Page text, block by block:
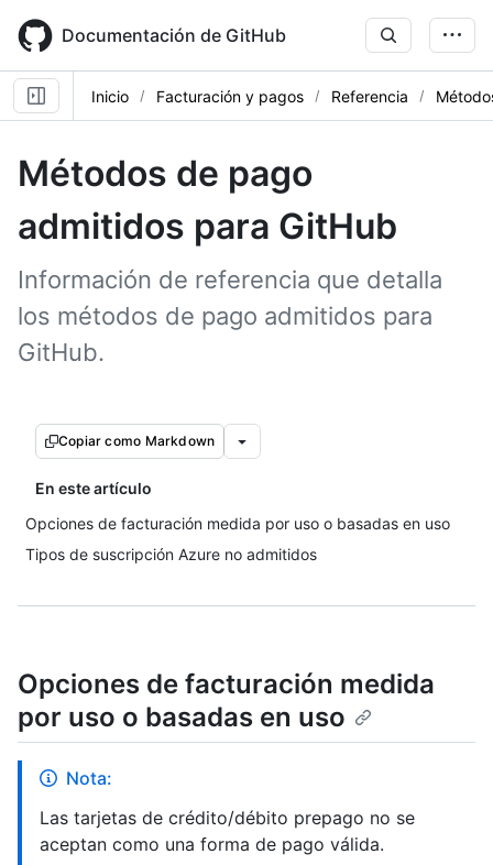
main
content
Documentación de GitHub
Inicio Facturación y pagos Referencia
Métodos de pago
admitidos para GitHub
Información de referencia que detalla
los métodos de pago admitidos para
GitHub.
Copiar como Markdown
En este artículo
Opciones de facturación medida por uso o basadas en uso
Tipos de suscripción Azure no admitidos
Opciones de facturación medida
por uso o basadas en uso
Nota:
Las tarjetas de crédito/débito prepago no se
aceptan como una forma de pago válida.